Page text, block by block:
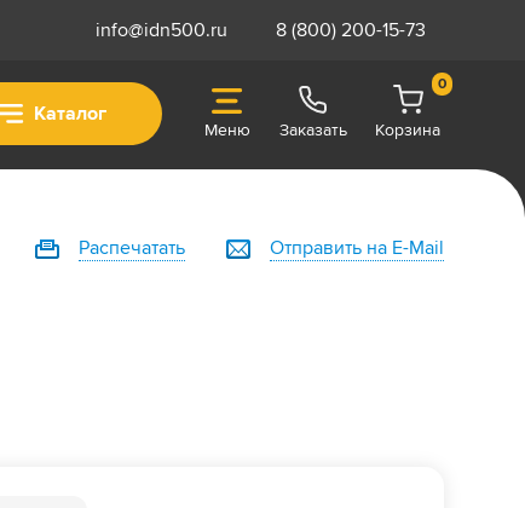
info@idn500.ru 8 (800) 200-15-73
Каталог
Меню Заказать
0
Корзина
Распечатать Отправить на E-Mail